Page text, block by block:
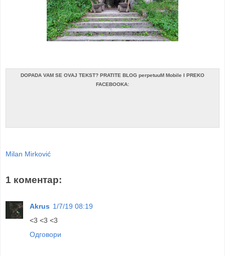
DOPADA VAM SE OVAJ TEKST? PRATITE BLOG perpetuuM Mobile I PREKO
FACEBOOKA:
Milan Mirković
1 коментар:
Akrus 1/7/19 08:19
<3 <3 <3
Одговори